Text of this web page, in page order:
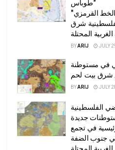
القرمزي”
شرق
المحتلة
BYARIJ JULY
في مستوطنة
شرق بيت لحم
BYARIJ JULY
الأراضي الفلسطينية
جديدة
في تجمع
جنوب الضفة
الغربية المحتلة